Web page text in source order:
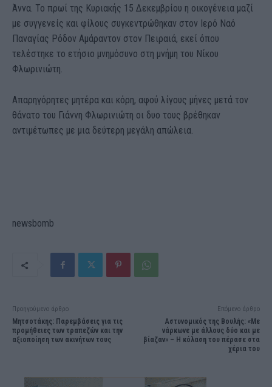
Άννα. Το πρωί της Κυριακής 15 Δεκεμβρίου η οικογένεια μαζί
με συγγενείς και φίλους συγκεντρώθηκαν στον Ιερό Ναό
Παναγίας Ρόδον Αμάραντον στον Πειραιά, εκεί όπου
τελέστηκε το ετήσιο μνημόσυνο στη μνήμη του Νίκου
Φλωρινιώτη.
Απαρηγόρητες μητέρα και κόρη, αφού λίγους μήνες μετά τον
θάνατο του Γιάννη Φλωρινιώτη οι δυο τους βρέθηκαν
αντιμέτωπες με μια δεύτερη μεγάλη απώλεια.
newsbomb
Προηγούμενο άρθρο
Μητσοτάκης: Παρεμβάσεις για τις
προμήθειες των τραπεζών και την
αξιοποίηση των ακινήτων τους
Επόμενο άρθρο
Αστυνομικός της Βουλής: «Με
νάρκωνε με άλλους δύο και με
βίαζαν» – Η κόλαση του πέρασε στα
χέρια του